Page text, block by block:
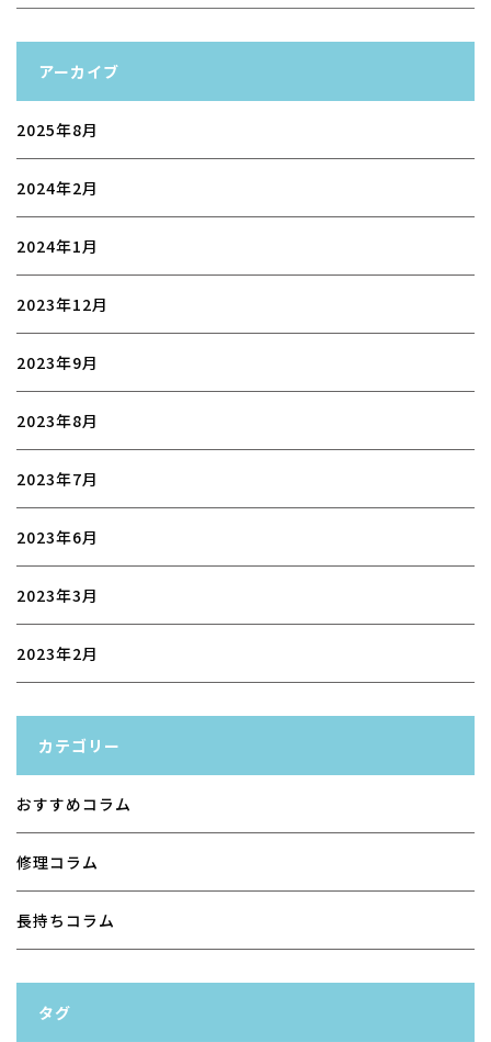
アーカイブ
2025年8月
2024年2月
2024年1月
2023年12月
2023年9月
2023年8月
2023年7月
2023年6月
2023年3月
2023年2月
カテゴリー
おすすめコラム
修理コラム
長持ちコラム
タグ